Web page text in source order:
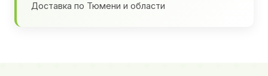
Доставка по Тюмени и области